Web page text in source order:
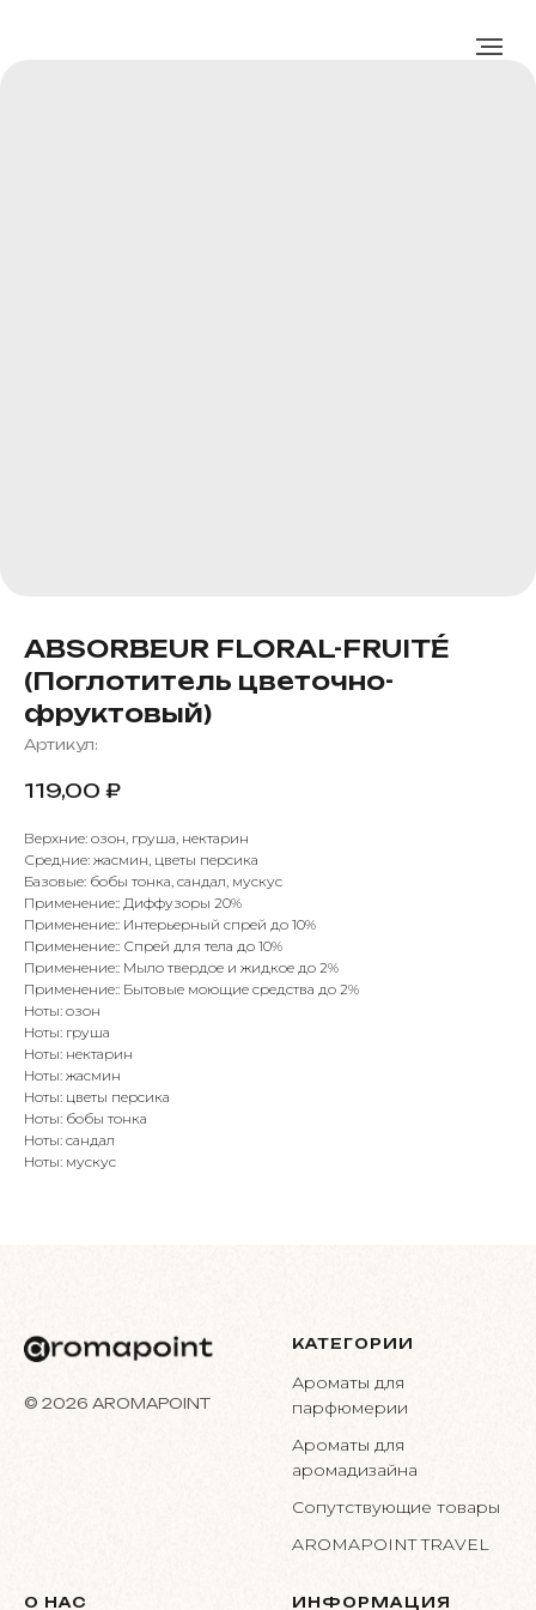
ABSORBEUR FLORAL-FRUITÉ
(Поглотитель цветочно-
фруктовый)
Артикул:
119,00 ₽
Верхние: озон, груша, нектарин
Средние: жасмин, цветы персика
Базовые: бобы тонка, сандал, мускус
Применение:: Диффузоры 20%
Применение:: Интерьерный спрей до 10%
Применение:: Спрей для тела до 10%
Применение:: Мыло твердое и жидкое до 2%
Применение:: Бытовые моющие средства до 2%
Ноты: озон
Ноты: груша
Ноты: нектарин
Ноты: жасмин
Ноты: цветы персика
Ноты: бобы тонка
Ноты: сандал
Ноты: мускус
© 2026 AROMAPOINT
КАТЕГОРИИ
Ароматы для
парфюмерии
Ароматы для
аромадизайна
Сопутствующие товары
AROMAPOINT TRAVEL
О НАС ИНФОРМАЦИЯ